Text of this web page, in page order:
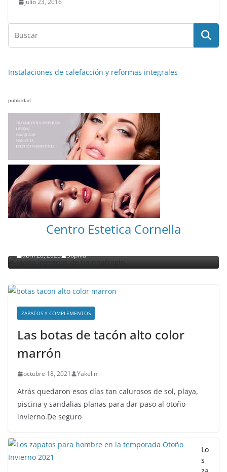
julio 23, 2016
Instalaciones de calefacción y reformas integrales
publicidad
Centro Estetica Cornella
abril 28, 2023 Sophia
ZAPATOS Y COMPLEMENTOS
Las botas de tacón alto color
marrón
octubre 18, 2021 Yakelin
Atrás quedaron esos días tan calurosos de sol, playa,
piscina y sandalias planas para dar paso al otoño-
invierno.De seguro
Lo
s